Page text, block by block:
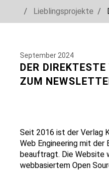
Lieblingsprojekte
September 2024
DER
ZUM
Seit 2016 ist der Verlag
Web Engineering mit
beauftragt. Die Website
webbasiertem Open